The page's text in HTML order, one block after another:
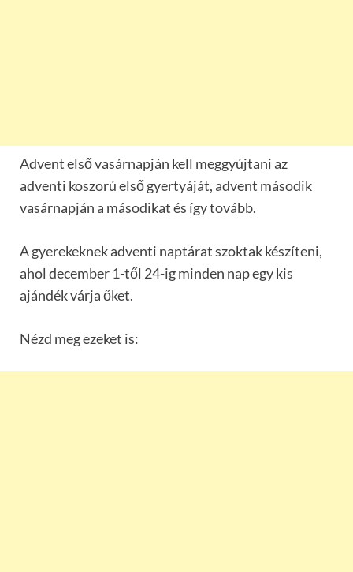
Advent első vasárnapján kell meggyújtani az
adventi koszorú első gyertyáját, advent második
vasárnapján a másodikat és így tovább.
A gyerekeknek adventi naptárat szoktak készíteni,
ahol december 1-től 24-ig minden nap egy kis
ajándék várja őket.
Nézd meg ezeket is: